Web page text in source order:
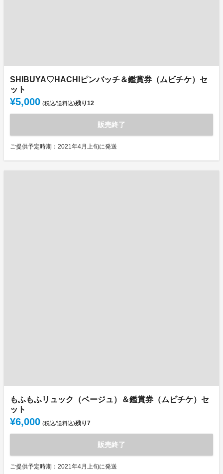
SHIBUYA♡HACHIピンバッチ＆鑑賞券（ムビチケ）セ
ット
¥5,000 (税込/送料込)残り12
販売終了
ご提供予定時期：2021年4月上旬に発送
もふもふリュック（ベージュ）＆鑑賞券（ムビチケ）セ
ット
¥6,000 (税込/送料込)残り7
販売終了
ご提供予定時期：2021年4月上旬に発送